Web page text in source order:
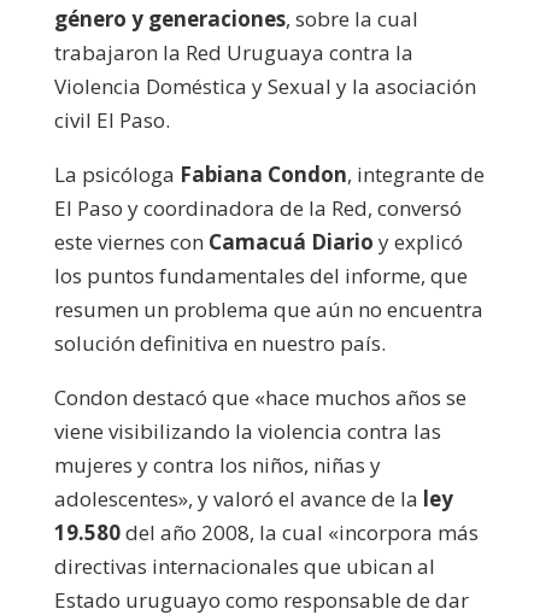
género y generaciones, sobre la cual
trabajaron la Red Uruguaya contra la
Violencia Doméstica y Sexual y la asociación
civil El Paso.
La psicóloga Fabiana Condon, integrante de
El Paso y coordinadora de la Red, conversó
este viernes con Camacuá Diario y explicó
los puntos fundamentales del informe, que
resumen un problema que aún no encuentra
solución definitiva en nuestro país.
Condon destacó que «hace muchos años se
viene visibilizando la violencia contra las
mujeres y contra los niños, niñas y
adolescentes», y valoró el avance de la ley
19.580del año 2008, la cual «incorpora más
directivas internacionales que ubican al
Estado uruguayo como responsable de dar